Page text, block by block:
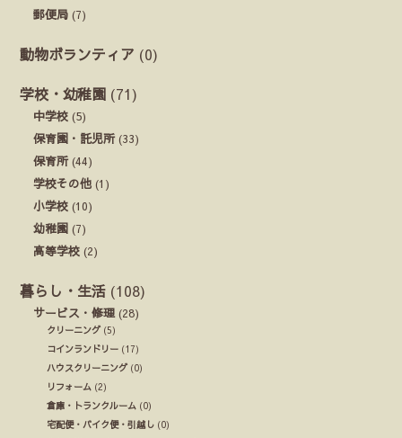
郵便局 (7)
動物ボランティア (0)
学校・幼稚園 (71)
中学校 (5)
保育園・託児所(33)
保育所(44)
学校その他 (1)
小学校 (10)
幼稚園 (7)
高等学校 (2)
暮らし・生活 (108)
サービス・修理 (28)
クリーニング(5)
コインランドリー (17)
ハウスクリーニング(0)
リフォーム (2)
倉庫・トランクルーム (0)
宅配便・バイク便・引越し (0)